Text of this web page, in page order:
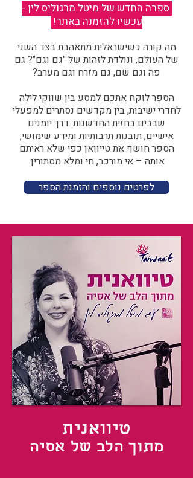
ספרה החדש של מיטל מרגוליס לין -
עכשיו להזמנה באתר!
מה קורה כשישראלית מתאהבת בצד השני
של העולם, ונולדת לזהות של "גם וגם"? גם
פה וגם שם, גם מזרח וגם מערב?​​
הספר לוקח אתכם למסע בין שווקי לילה
לחדרי ישיבות, בין מקדשים נסתרים למפעלי
שבבים בחזית החדשנות. דרך יומנים
אישיים, תובנות תרבותיות ומידע שימושי,
הספר חושף את טייוואן כפי שלא ראיתם
אותה – אי מורכב, חי ומלא מסתורין.
לפרטים נוספים והזמנת הספר
טיוואנית
מתוך הלב של אסיה